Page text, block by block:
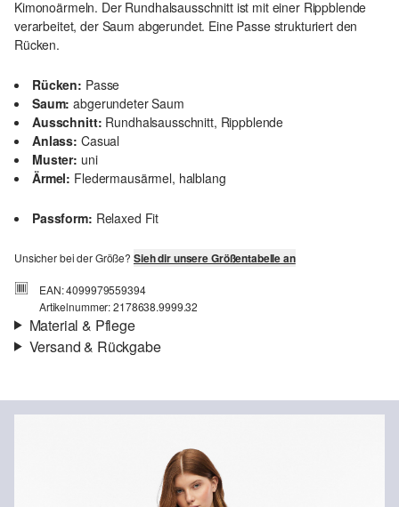
Kimonoärmeln. Der Rundhalsausschnitt ist mit einer Rippblende
verarbeitet, der Saum abgerundet. Eine Passe strukturiert den
Rücken.
Rücken: Passe
Saum: abgerundeter Saum
Ausschnitt: Rundhalsausschnitt, Rippblende
Anlass: Casual
Muster: uni
Ärmel: Fledermausärmel, halblang
Passform: Relaxed Fit
Unsicher bei der Größe? Sieh dir unsere Größentabelle an
EAN: 4099979559394
Artikelnummer: 2178638.9999.32
Material & Pflege
Material: Baumwolle
Versand & Rückgabe
Deine Bestellung wird innerhalb von 3–5 Werktagen per Post AT